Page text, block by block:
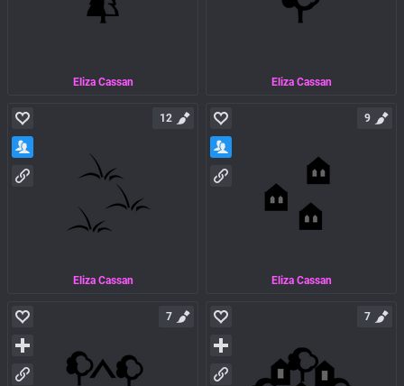
Eliza Cassan Eliza Cassan
Eliza Cassan
12
Eliza Cassan
9
7 7